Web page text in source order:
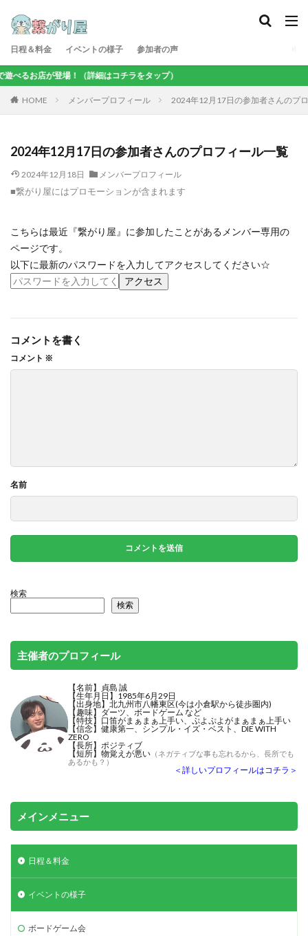
日程＆料金 イベントの様子 参加者の声
お店が登場！（詳細はコチラをタップ）
HOME メンバープロフィール 2024年12月17日の参加者さんのプ
2024年12月17日の参加者さんのプロフィール一覧
2024年12月18日 メンバープロフィール
■繋がり屋にはプロモーションが含まれます
こちらは最近『繋がり屋』に参加したことがあるメンバー専用の
ページです。
以下に最新のパスワードを入力してアクセスしてください☆
コメントを書く
コメント ※
名前
検索
検索
主催者のプロフィール
【名前】貞島 誠
【生年月日】1985年6月29日
【出身地】北九州市八幡東区(今は小倉駅から徒歩圏内)
【趣味】ダーツ、ボードゲーム など
【特技】 口笛がまぁまぁ上手い、ぷよぷよがまぁまぁ上手い
【信念】健康第一、シンプル・イズ・ベスト、DIE WITH
ZERO
【長所】ポジティブ
【短所】物覚えが悪い （ネガティブな事も忘れるから、長所でも
あるかも？）
＜詳しいプロフィールはコチラ＞
メインメニュー
日程＆料金
イベントの様子
ボードゲーム会